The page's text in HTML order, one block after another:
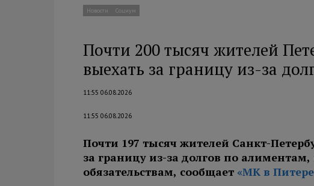
Новости Социум
Почти 200 тысяч жителей
выехать за границу из-за
11:55 06.08.2026
11:55 06.08.2026
Почти 197 тысяч жителей Санкт-
за границу из-за долгов по
обязательствам, сообщает «МК в